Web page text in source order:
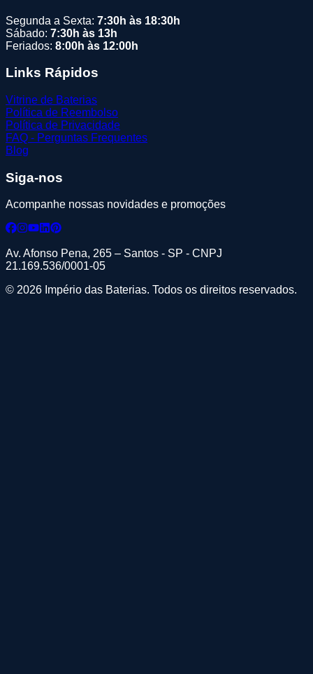
Segunda a Sexta: 7:30h às 18:30h
Sábado: 7:30h às 13h
Feriados: 8:00h às 12:00h
Links Rápidos
Vitrine de Baterias
Política de Reembolso
Política de Privacidade
FAQ - Perguntas Frequentes
Blog
Siga-nos
Acompanhe nossas novidades e promoções
Av. Afonso Pena, 265 – Santos - SP - CNPJ
21.169.536/0001-05
© 2026 Império das Baterias. Todos os direitos reservados.